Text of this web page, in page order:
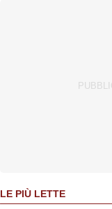
LE PIÙ LETTE